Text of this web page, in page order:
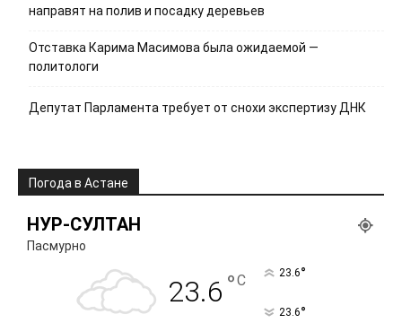
направят на полив и посадку деревьев
Отставка Карима Масимова была ожидаемой —
политологи
Депутат Парламента требует от снохи экспертизу ДНК
Погода в Астане
НУР-СУЛТАН
Пасмурно
23.6 °C 23.6°
23.6°